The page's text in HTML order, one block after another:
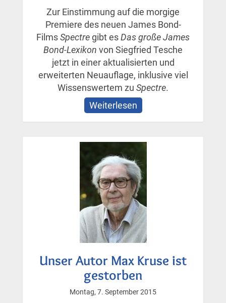
Zur Einstimmung auf die morgige
Premiere des neuen James Bond-
FilmsSpectregibt esDas große James
Bond-Lexikon von Siegfried Tesche
jetzt in einer aktualisierten und
erweiterten Neuauflage, inklusive viel
Wissenswertem zu Spectre.
Weiterlesen
James
Lexikon«
–
aktualisierte
und
erweiterte
Neuauflage
Unser Autor Max Kruse ist
gestorben
Montag, 7. September 2015